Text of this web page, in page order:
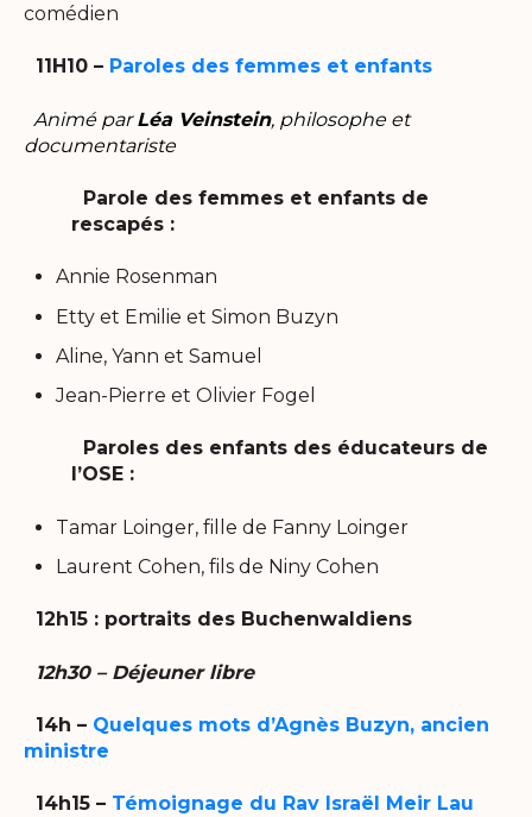
comédien
11H10 – Paroles des femmes et enfants
Animé parLéa Veinstein, philosophe et
documentariste
Parole des femmes et enfants de
rescapés :
Annie Rosenman
Etty et Emilie et Simon Buzyn
Aline, Yann et Samuel
Jean-Pierre et Olivier Fogel
Paroles des enfants des éducateurs de
l’OSE :
Tamar Loinger, fille de Fanny Loinger
Laurent Cohen, fils de Niny Cohen
12h15 : portraits des Buchenwaldiens
12h30 – Déjeuner libre
14h – Quelques mots d’Agnès Buzyn, ancien
ministre
14h15 – Témoignage du Rav Israël Meir Lau